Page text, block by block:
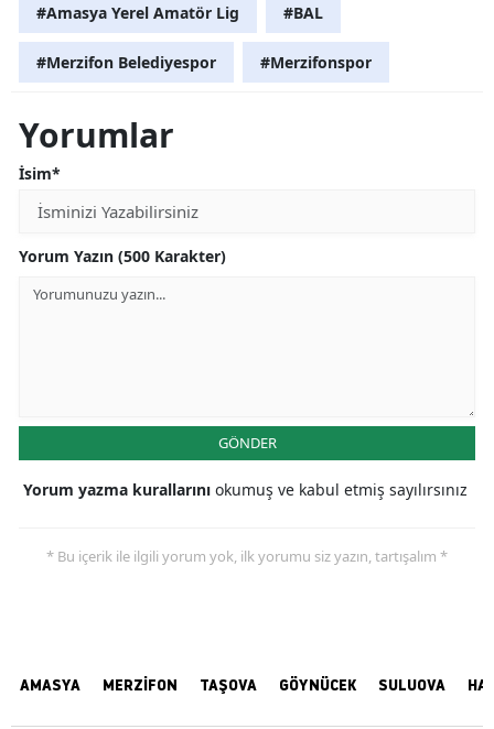
#Amasya Yerel Amatör Lig #BAL
#Merzifon Belediyespor #Merzifonspor
Yorumlar
İsim*
Yorum Yazın (500 Karakter)
GÖNDER
Yorum yazma kurallarını okumuş ve kabul etmiş sayılırsınız
* Bu içerik ile ilgili yorum yok, ilk yorumu siz yazın, tartışalım *
AMASYA MERZİFON TAŞOVA GÖYNÜCEK SULUOVA